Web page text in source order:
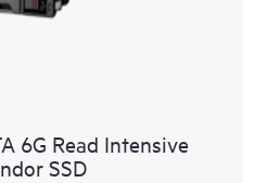
6G Read Intensive
SSD